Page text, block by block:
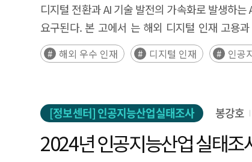
in the actual implementation of AI Basic
policies and establish public deliberation
acceptance. In addition, digital-twin-based
virtual-reality-based cognitive training and
medical professionals and medical
immersive training programs can allow
acceptance. As the technology is currently
market in a transitional stage. Accordingly,
context, this study highlights the need for
preparation for the era of gaze-centered
innovation, and international cooperation will
AI policy should be designed and
competitiveness of AI. This report examines the roles and illustrative cases of software underpinning each stage of the AI development lifecycle and explores
software policy directions aimed at
competitiveness and digital sovereignty,
economies—the United States, the
approaches in AI and cybersecurity and
approach centered on voluntary guidelines
highlights the need for Korean software
디지털 전환과 AI 기술 발전의 가속화로 발생하
요구된다. 본 고에서 는 해외 디지털 인재 고용
애로사항을 분석하고 시사점을 도출하였다. 설
해외 디지털 인재 수요가 많은 것으로 파악되었
어려움을 겪고 있는 중소기업, 스타트업 기업을
디지털 인재는 원활한 의사소통, 커리어 발전 가
어려움을 겪고 있었다. 기업 설문조사와 해외 디
해외 우수 인재 디지털 인재 인공
[정보센터] 인공지능산업실태조사 봉강호
2024년 인공지능산업 실태조